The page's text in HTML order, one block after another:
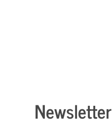
Newsletter